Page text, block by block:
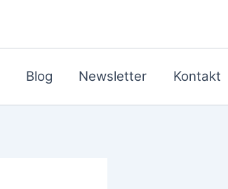
Blog Newsletter Kontakt